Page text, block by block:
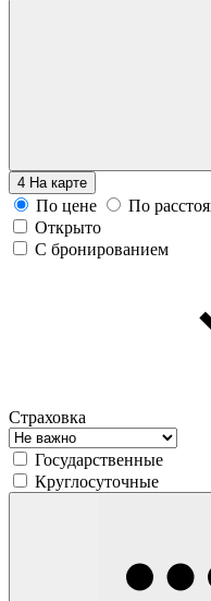
4 На карте
По цене
По
Открыто
С бронированием
Страховка
Государственные
Круглосуточные